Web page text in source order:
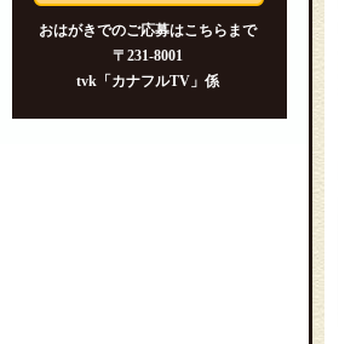
2025年10月5日 東京2025デフ
リンピックを総力取材！
2025年9月21日 人と動物のし
おはがきでのご応募はこちらまで
〒231-8001
tvk「カナフルTV」係